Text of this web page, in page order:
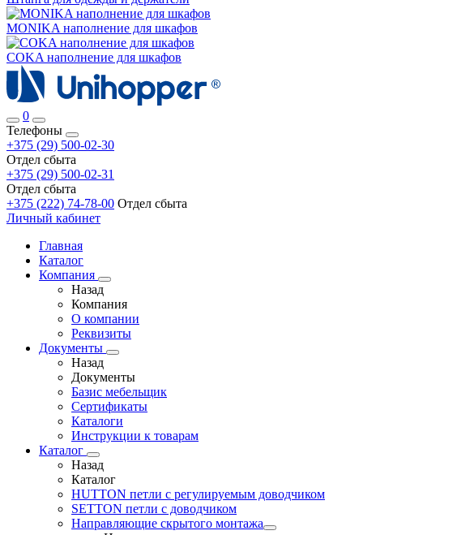
MONIKA наполнение для шкафов
COKA наполнение для шкафов
0
Телефоны
+375 (29) 500-02-30
Отдел сбыта
+375 (29) 500-02-31
Отдел сбыта
+375 (222) 74-78-00 Отдел сбыта
Личный кабинет
Главная
Каталог
Компания
Назад
Компания
О компании
Реквизиты
Документы
Назад
Документы
Базис мебельщик
Сертификаты
Каталоги
Инструкции к товарам
Каталог
Назад
Каталог
HUTTON петли с регулируемым доводчиком
SETTON петли с доводчиком
Направляющие скрытого монтажа